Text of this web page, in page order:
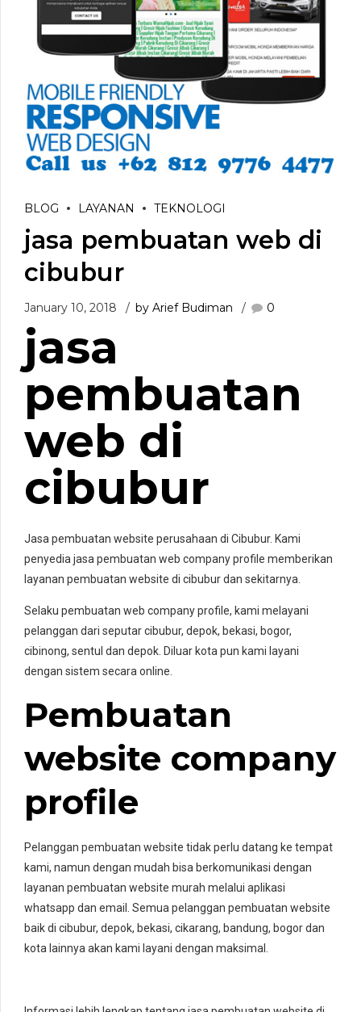
BLOG LAYANAN TEKNOLOGI
jasa pembuatan web di
cibubur
January 10, 2018 by Arief Budiman 0
jasa
pembuatan
web di
cibubur
Jasa pembuatan website perusahaan di Cibubur. Kami
penyedia jasa pembuatan web company profile memberikan
layanan pembuatan website di cibubur dan sekitarnya.
Selaku pembuatan web company profile, kami melayani
pelanggan dari seputar cibubur, depok, bekasi, bogor,
cibinong, sentul dan depok. Diluar kota pun kami layani
dengan sistem secara online.
Pembuatan
website company
profile
Pelanggan pembuatan website tidak perlu datang ke tempat
kami, namun dengan mudah bisa berkomunikasi dengan
layanan pembuatan website murah melalui aplikasi
whatsapp dan email. Semua pelanggan pembuatan website
baik di cibubur, depok, bekasi, cikarang, bandung, bogor dan
kota lainnya akan kami layani dengan maksimal.